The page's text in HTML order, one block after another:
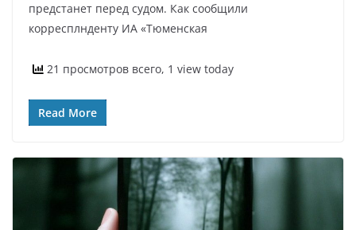
предстанет перед судом. Как сообщили
корресплнденту ИА «Тюменская
21 просмотров всего, 1 view today
Read More